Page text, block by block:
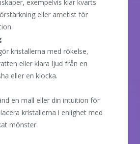
exempelvis klar kvarts
eller ametist för
kristallerna med rökelse,
eller klara ljud från en
eller en klocka.
en mall eller din intuition för
kristallerna i enlighet med
mönster.